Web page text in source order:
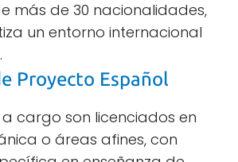
más de 30 nacionalidades,
un entorno internacional
Proyecto Español
cargo son licenciados en
o áreas afines, con